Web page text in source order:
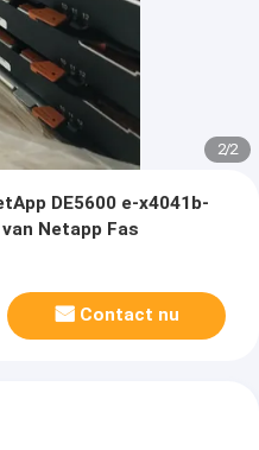
2/2
DE5600 e-x4041b-
van Netapp Fas
Contact nu